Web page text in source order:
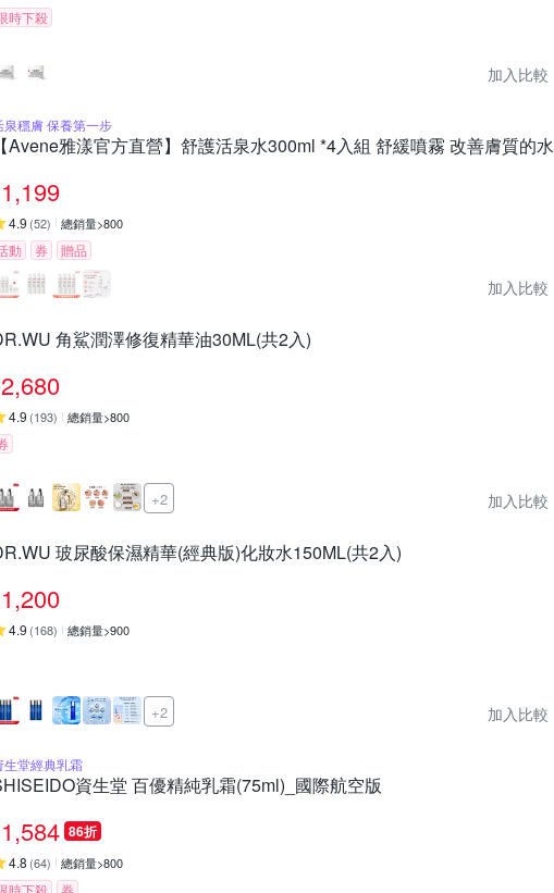
時下殺
加入比較
泉穩膚 保養第一步
Avene雅漾官方直營】舒護活泉水300ml *4入組 舒緩噴霧 改善膚質的水
1,199
4.9 (52) 總銷量>800
動 券 贈品
加入比較
角鯊潤澤修復精華油30ML(共2入)
2,680
4.9 (193) 總銷量>800
+2 加入比較
玻尿酸保濕精華(經典版)化妝水150ML(共2入)
1,200
4.9 (168) 總銷量>900
+2 加入比較
生堂經典乳霜
資生堂 百優精純乳霜(75ml)_國際航空版
1,584 86折
4.8 (64) 總銷量>800
時下殺 券